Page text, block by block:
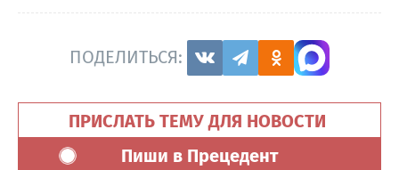
ПОДЕЛИТЬСЯ:
ПРИСЛАТЬ ТЕМУ ДЛЯ НОВОСТИ
Пиши в Прецедент